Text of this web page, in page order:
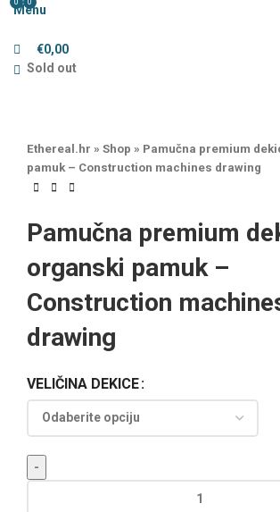
Menu
0
€0,00
Sold out
Ethereal.hr » Shop » Pamučna premium
pamuk – Construction machines drawing
Pamučna premium
organski pamuk –
Construction
drawing
VELIČINA DEKICE
0